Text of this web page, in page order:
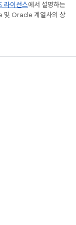
라이선스에서 설명하는
및 Oracle 계열사의 상